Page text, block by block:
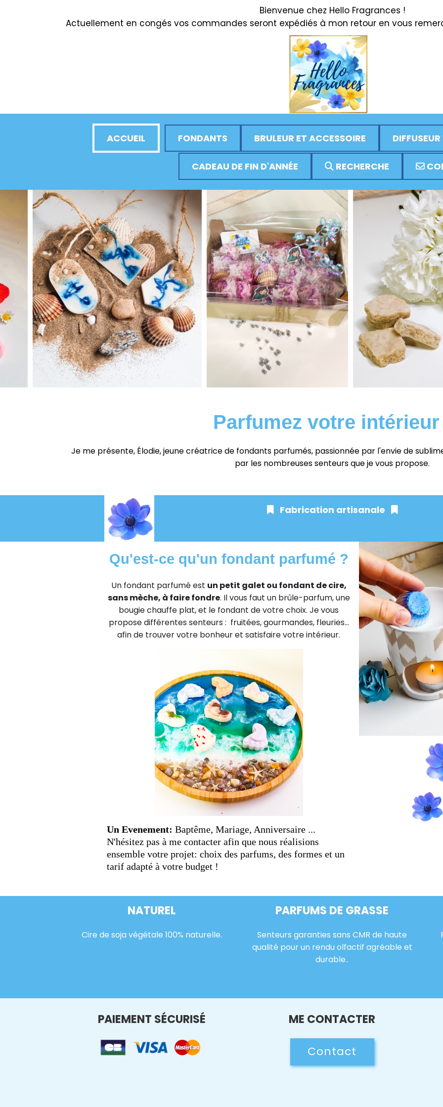
Bienvenue chez Hello Fragrances !
Actuellement en congés vos commandes seront expédiés à mon retour en vous
Votre slogan
ACCUEIL FONDANTS BRULEUR ET ACCESSOIRE
CADEAU DE FIN D'ANNÉE RECHERCHE
Parfumez votre
Je me présente, Élodie, jeune créatrice de fondants parfumés, passionnée par l'envie de
par les nombreuses senteurs que je vous propose.
Fabrication artisanale
Qu'est-ce qu'un fondant parfumé ?
Un fondant parfumé est un petit galet ou fondant de cire,
sans mèche, à faire fondre. Il vous faut un brûle-parfum, une
bougie chauffe plat, et le fondant de votre choix. Je vous
propose différentes senteurs : fruitées, gourmandes, fleuries...
afin de trouver votre bonheur et satisfaire votre intérieur.
Un Evenement: Baptême, Mariage, Anniversaire ...
N'hésitez pas à me contacter afin que nous réalisions
ensemble votre projet: choix des parfums, des formes et un
tarif adapté à votre budget !
NATUREL
Cire de soja végétale 100% naturelle.
PARFUMS DE GRASSE
Senteurs garanties sans CMR de haute
qualité pour un rendu olfactif agréable et
durable..
PAIEMENT SÉCURISÉ ME CONTACTER
Contact